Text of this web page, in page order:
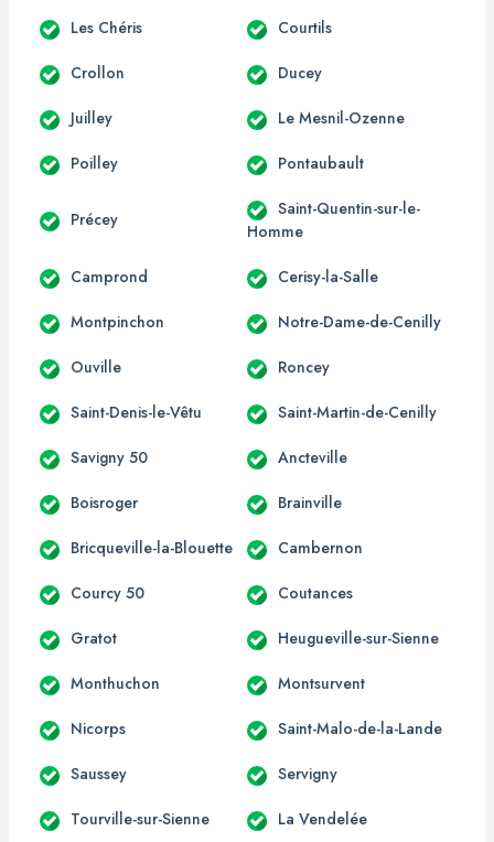
Les Chéris Courtils
Crollon Ducey
Juilley Le Mesnil-Ozenne
Poilley Pontaubault
Précey
Saint-Quentin-sur-le-
Homme
Camprond Cerisy-la-Salle
Montpinchon Notre-Dame-de-Cenilly
Ouville Roncey
Saint-Denis-le-Vêtu Saint-Martin-de-Cenilly
Savigny 50 Ancteville
Boisroger Brainville
Bricqueville-la-Blouette Cambernon
Courcy 50 Coutances
Gratot Heugueville-sur-Sienne
Monthuchon Montsurvent
Nicorps Saint-Malo-de-la-Lande
Saussey Servigny
Tourville-sur-Sienne La Vendelée